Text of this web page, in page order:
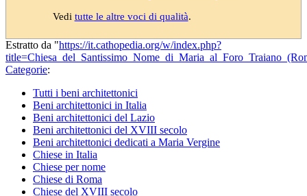
Vedi tutte le altre voci di qualità.
Estratto da "https://it.cathopedia.org/w/index.php?
Categorie:
Tutti i beni architettonici
Beni architettonici in Italia
Beni architettonici del Lazio
Beni architettonici del XVIII secolo
Beni architettonici dedicati a Maria Vergine
Chiese in Italia
Chiese per nome
Chiese di Roma
Chiese del XVIII secolo